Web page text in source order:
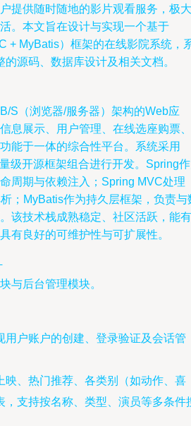
提供随时随地的影片观看服务，极大
。本文旨在设计与实现一个基于
+ MyBatis）框架的在线影院系统，
源码、数据库设计及相关文档。
S（浏览器/服务器）架构的Web应
息展示、用户管理、在线选座购票、
能于一体的综合性平台。系统采用
级开源框架组合进行开发。Spring
周期与依赖注入；Spring MVC处理
；MyBatis作为持久层框架，负责与
该技术栈成熟稳定、社区活跃，能有
有良好的可维护性与可扩展性。
与后台管理模块。
用户账户的创建、登录验证及会话管
映、热门推荐、各类别（如动作、喜
，支持按名称、类型、演员等多条件